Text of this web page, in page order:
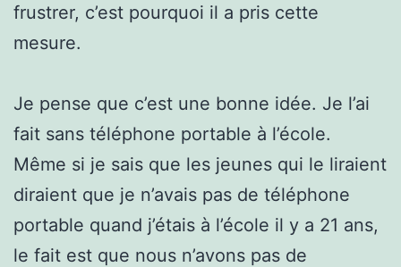
frustrer, c’est pourquoi il a pris cette
mesure.
Je pense que c’est une bonne idée. Je l’ai
fait sans téléphone portable à l’école.
Même si je sais que les jeunes qui le liraient
diraient que je n’avais pas de téléphone
portable quand j’étais à l’école il y a 21 ans,
le fait est que nous n’avons pas de